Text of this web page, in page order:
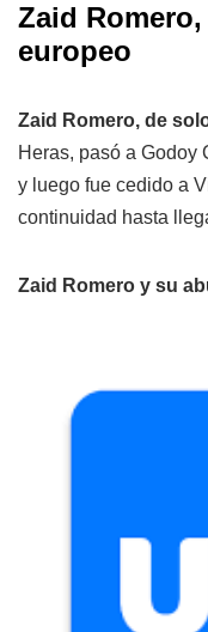
Zaid
europeo
Zaid Romero, de
Heras, pasó a Godoy
y luego fue cedido a
continuidad hasta
Zaid Romero y su